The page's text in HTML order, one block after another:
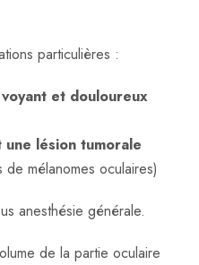
particulières :
et douloureux
lésion tumorale
de mélanomes oculaires)
anesthésie générale.
de la partie oculaire